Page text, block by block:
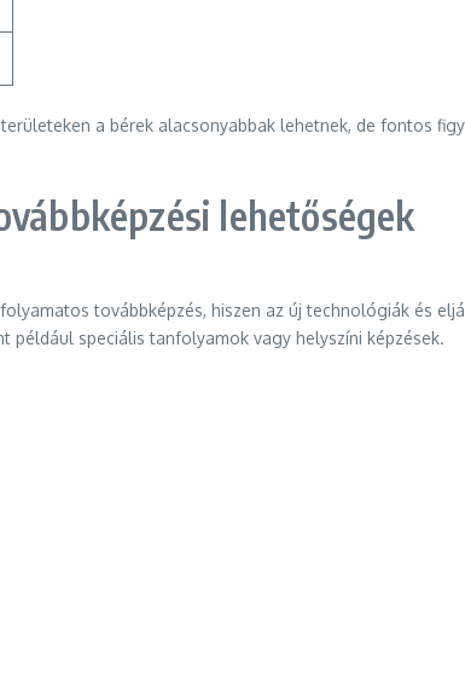
a bérek alacsonyabbak lehetnek, de fontos
lehetőségek
továbbképzés, hiszen az új technológiák és
például speciális tanfolyamok vagy helyszíni képzések.